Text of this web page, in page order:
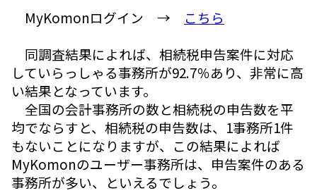
MyKomonログイン →
こちら
同調査結果によれば、相続税申告案件に対応
していらっしゃる事務所が92.7％あり、非常に高
い結果となっています。
全国の会計事務所の数と相続税の申告数を平
均でならすと、相続税の申告数は、1事務所1件
もないことになりますが、この結果によれば
MyKomonのユーザー事務所は、申告案件のある
事務所が多い、といえるでしょう。